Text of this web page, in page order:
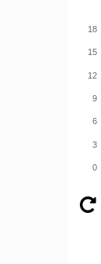
0
3
6
9
12
15
18